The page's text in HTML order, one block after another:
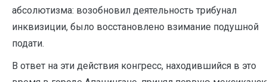
абсолютизма: возобновил деятельность трибунал
инквизиции, было восстановлено взимание подушной
подати.
В ответ на эти действия конгресс, находившийся в это